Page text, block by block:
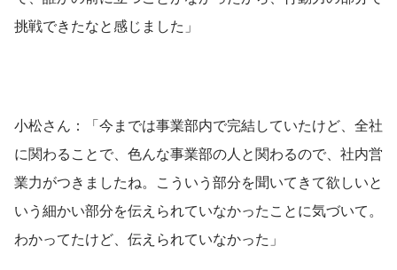
挑戦できたなと感じました」
小松さん：「今までは事業部内で完結していたけど、全社
に関わることで、色んな事業部の人と関わるので、社内営
業力がつきましたね。こういう部分を聞いてきて欲しいと
いう細かい部分を伝えられていなかったことに気づいて。
わかってたけど、伝えられていなかった」